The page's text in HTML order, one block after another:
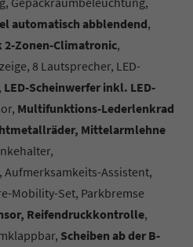
automatisch abblendend,
Zonen-Climatronic,
8 Lautsprecher, LED-
LED-Scheinwerfer inkl. LED-
Multifunktions-Lederlenkrad
Mittelarmlehne
, Aufmerksamkeits-Assistent,
Mobility-Set, Parkbremse
Reifendruckkontrolle,
Scheiben ab der B-